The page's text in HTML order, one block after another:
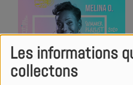
Les informations
collectons